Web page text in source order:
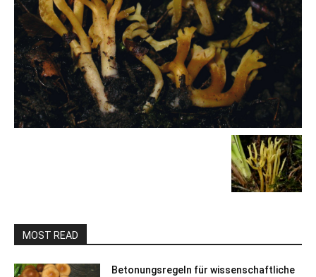
MOST READ
Betonungsregeln für wissenschaftliche